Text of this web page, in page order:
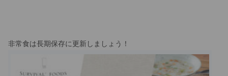
非常食は長期保存に更新しましょう！